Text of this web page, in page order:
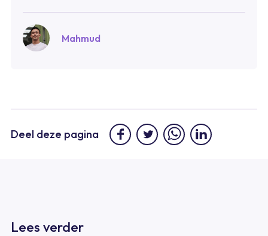
Mahmud
Deel deze pagina
Lees verder